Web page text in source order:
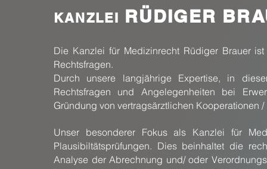
KANZLEI RÜDIGER
Die Kanzlei für Medizinrecht Rüdiger Brauer
Rechtsfragen.
Durch unsere langjährige Expertise, in
Rechtsfragen und Angelegenheiten bei
Gründung von vertragsärztlichen Kooperationen /
Unser besonderer Fokus als Kanzlei für
Plausibiltätsprüfungen. Dies beinhaltet die
Analyse der Abrechnung und/ oder